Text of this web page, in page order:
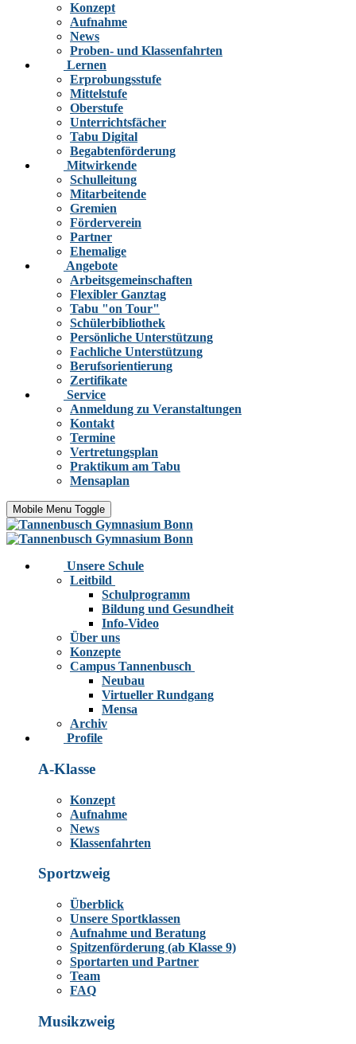
Konzept
Aufnahme
News
Proben- und Klassenfahrten
Lernen
Erprobungsstufe
Mittelstufe
Oberstufe
Unterrichtsfächer
Tabu Digital
Begabtenförderung
Mitwirkende
Schulleitung
Mitarbeitende
Gremien
Förderverein
Partner
Ehemalige
Angebote
Arbeitsgemeinschaften
Flexibler Ganztag
Tabu "on Tour"
Schülerbibliothek
Persönliche Unterstützung
Fachliche Unterstützung
Berufsorientierung
Zertifikate
Service
Anmeldung zu Veranstaltungen
Kontakt
Termine
Vertretungsplan
Praktikum am Tabu
Mensaplan
Mobile Menu Toggle
Unsere Schule
Leitbild
Schulprogramm
Bildung und Gesundheit
Info-Video
Über uns
Konzepte
Campus Tannenbusch
Neubau
Virtueller Rundgang
Mensa
Archiv
Profile
A-Klasse
Konzept
Aufnahme
News
Klassenfahrten
Sportzweig
Überblick
Unsere Sportklassen
Aufnahme und Beratung
Spitzenförderung (ab Klasse 9)
Sportarten und Partner
Team
FAQ
Musikzweig